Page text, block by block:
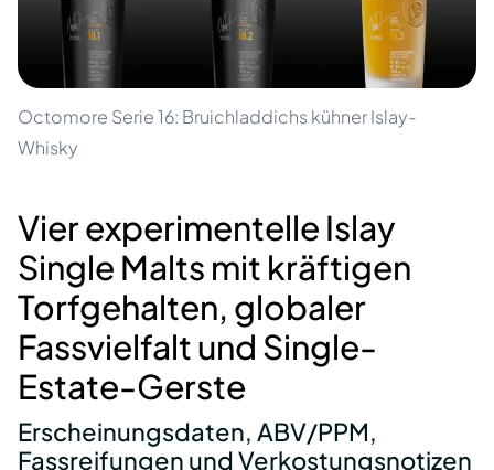
Octomore Serie 16: Bruichladdichs kühner Islay-
Whisky
Vier experimentelle Islay
Single Malts mit kräftigen
Torfgehalten, globaler
Fassvielfalt und Single-
Estate-Gerste
Erscheinungsdaten, ABV/PPM,
Fassreifungen und Verkostungsnotizen